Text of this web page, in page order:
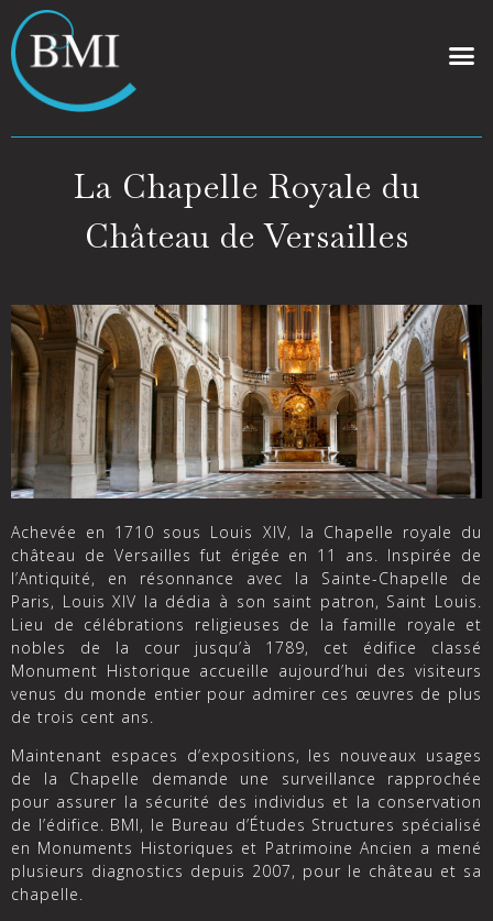
La Chapelle Royale du
Château de Versailles
Achevée en 1710 sous Louis XIV, la Chapelle royale du
château de Versailles fut érigée en 11 ans. Inspirée de
l’Antiquité, en résonnance avec la Sainte-Chapelle de
Paris, Louis XIV la dédia à son saint patron, Saint Louis.
Lieu de célébrations religieuses de la famille royale et
nobles de la cour jusqu’à 1789, cet édifice classé
Monument Historique accueille aujourd’hui des visiteurs
venus du monde entier pour admirer ces œuvres de plus
de trois cent ans.
Maintenant espaces d’expositions, les nouveaux usages
de la Chapelle demande une surveillance rapprochée
pour assurer la sécurité des individus et la conservation
de l’édifice. BMI, le Bureau d’Études Structures spécialisé
en Monuments Historiques et Patrimoine Ancien a mené
plusieurs diagnostics depuis 2007, pour le château et sa
chapelle.